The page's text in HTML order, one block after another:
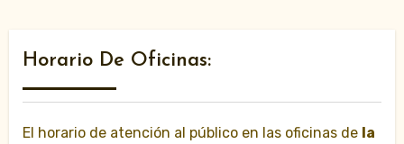
Horario De Oficinas:
El horario de atención al público en las oficinas de la